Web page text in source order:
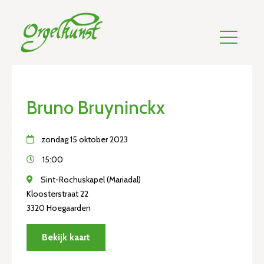
Bruno Bruyninckx
zondag 15 oktober 2023
15:00
Sint-Rochuskapel (Mariadal)
Kloosterstraat 22
3320 Hoegaarden
Bekijk kaart